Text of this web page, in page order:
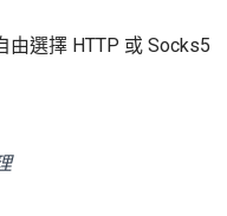
選擇 HTTP 或 Socks5